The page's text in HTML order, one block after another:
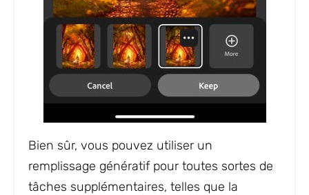
Bien sûr, vous pouvez utiliser un
remplissage génératif pour toutes sortes de
tâches supplémentaires, telles que la